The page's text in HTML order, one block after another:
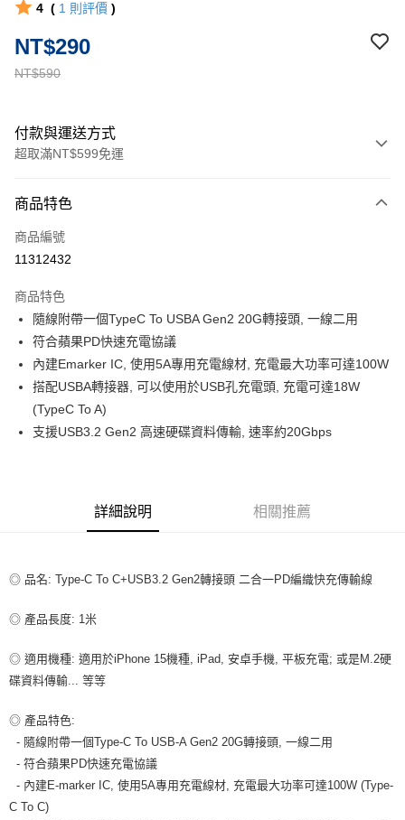
4 ( 1 則評價 )
NT$590
NT$290
付款與運送方式
超取滿NT$599免運
信用卡一次付款
超商取貨付款
Apple Pay
街口支付
悠遊付
ATM付款
每筆NT$80，滿NT$599(含以上)免運費
每筆NT$80，滿NT$599(含以上)免運費
每筆NT$80，滿NT$599(含以上)免運費
付款後7-11取貨
每筆NT$80，滿NT$599(含以上)免運費
宅配
每筆NT$100，滿NT$599(含以上)免運費
商品特色
商品編號
11312432
商品特色
隨線附帶一個TypeC To USBA Gen2 20G轉接頭, 一線二用
符合蘋果PD快速充電協議
內建Emarker IC, 使用5A專用充電線材, 充電最大功率可達100W
搭配USBA轉接器, 可以使用於USB孔充電頭, 充電可達18W
(TypeC To A)
支援USB3.2 Gen2 高速硬碟資料傳輸, 速率約20Gbps
詳細說明 相關推薦
◎ 品名: Type-C To C+USB3.2 Gen2轉接頭 二合一PD編織快充傳輸線
◎ 產品長度: 1米
◎ 適用機種: 適用於iPhone 15機種, iPad, 安卓手機, 平板充電; 或是M.2硬
碟資料傳輸... 等等
◎ 產品特色:
- 隨線附帶一個Type-C To USB-A Gen2 20G轉接頭, 一線二用
- 符合蘋果PD快速充電協議
- 內建E-marker IC, 使用5A專用充電線材, 充電最大功率可達100W (Type-
C To C)